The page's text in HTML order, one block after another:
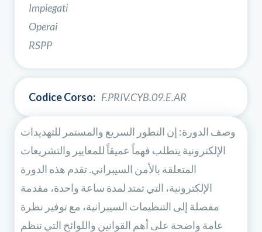
Impiegati
Operai
RSPP
Codice Corso: F.PRIV.CYB.09.E.AR
وصف الدورة: إن التطور السريع والمستمر للتهديدات
الإلكترونية يتطلب فهماً عميقاً للمعايير والتشريعات
المتعلقة بالأمن السيبراني. تقدم هذه الدورة
الإلكترونية، التي تمتد لمدة ساعة واحدة، مقدمة
مفصلة إلى التنظيمات السيبرانية، مع توفير نظرة
عامة واضحة على أهم القوانين واللوائح التي تنظم